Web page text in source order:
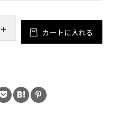
カートに入れる